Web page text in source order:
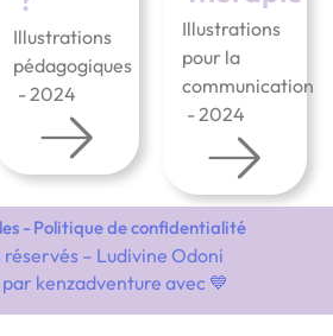
Illustrations
pédagogiques
- 2024
Illustrations
pour la
communication
- 2024
- Politique de confidentialité
réservés – Ludivine Odoni
kenzadventure avec 💙